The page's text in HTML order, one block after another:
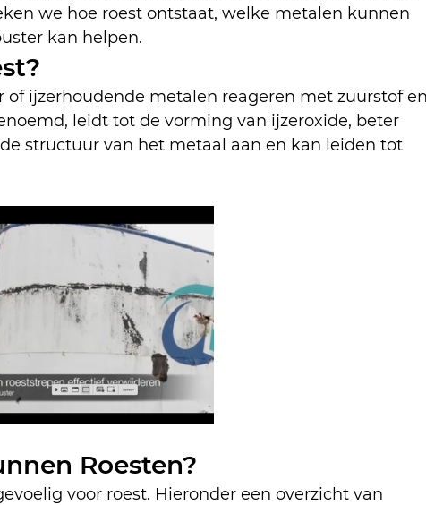
we hoe roest ontstaat, welke metalen kunnen
kan helpen.
of ijzerhoudende metalen reageren met zuurstof
leidt tot de vorming van ijzeroxide, beter
structuur van het metaal aan en kan leiden tot
Roesten?
voor roest. Hieronder een overzicht van